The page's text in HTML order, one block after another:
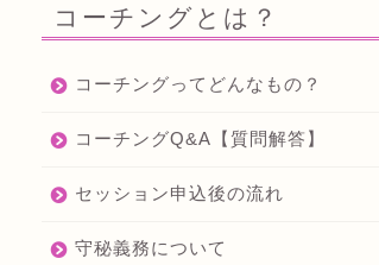
コーチングとは？
コーチングってどんなもの？
コーチングQ&A【質問解答】
セッション申込後の流れ
守秘義務について